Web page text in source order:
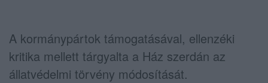
A kormánypártok támogatásával, ellenzéki
kritika mellett tárgyalta a Ház szerdán az
állatvédelmi törvény módosítását.